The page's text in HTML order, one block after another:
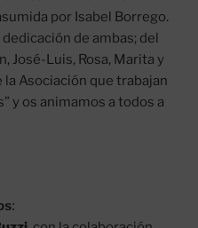
por Isabel Borrego.
de ambas; del
José-Luis, Rosa, Marita y
la Asociación que trabajan
y os animamos a todos a
: